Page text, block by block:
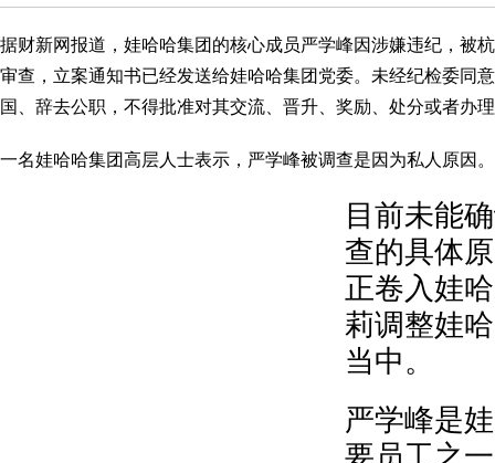
据财新网报道，娃哈哈集团的核心成员严学峰因涉嫌违纪，被
审查，立案通知书已经发送给娃哈哈集团党委。未经纪检委同
国、辞去公职，不得批准对其交流、晋升、奖励、处分或者办
一名娃哈哈集团高层人士表示，严学峰被调查是因为私人原因。
目前未能
查的具体
正卷入娃
莉调整娃
当中。
严学峰是
要员工之